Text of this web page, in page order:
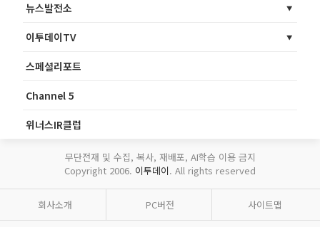
뉴스발전소
이투데이TV
스페셜리포트
Channel 5
위너스IR클럽
무단전재 및 수집, 복사, 재배포, AI학습 이용 금지
Copyright 2006. 이투데이. All rights reserved
회사소개 PC버전 사이트맵